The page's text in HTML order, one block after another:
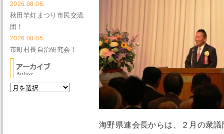
海野県連会長からは、２月の衆
2026.08.06.
秋田竿灯まつり市民交流
団！
2026.08.05.
市町村長自治研究会！